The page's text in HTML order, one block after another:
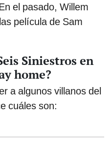
el pasado, Willem
película de Sam
Siniestros en
home?
a algunos villanos del
cuáles son: